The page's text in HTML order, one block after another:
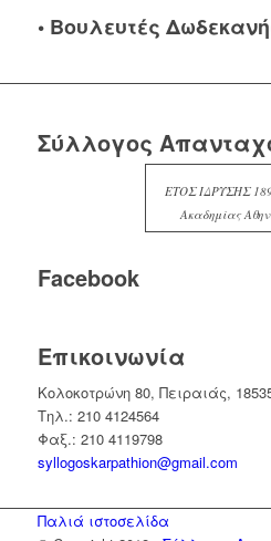
• Βουλευτές
Σύλλογος
ΕΤΟΣ ΙΔΡΥΣΗΣ
Ακαδημίας
Facebook
Επικοινωνία
Κολοκοτρώνη 80, Πειραιάς,
Τηλ.: 210 4124564
Φαξ.: 210 4119798
syllogoskarpathion@gmail.com
Παλιά ιστοσελίδα